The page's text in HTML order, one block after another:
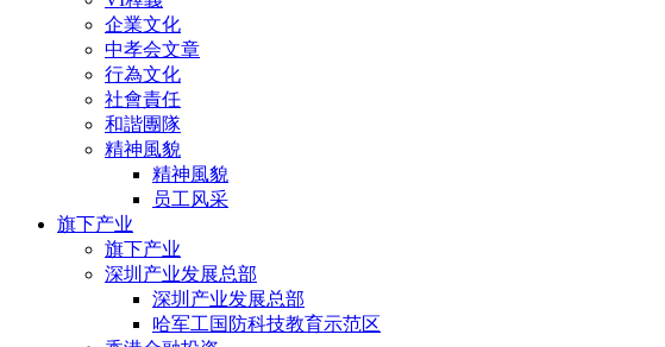
企業文化
中孝会文章
行為文化
社會責任
和諧團隊
精神風貌
精神風貌
员工风采
旗下产业
旗下产业
深圳产业发展总部
深圳产业发展总部
哈军工国防科技教育示范区